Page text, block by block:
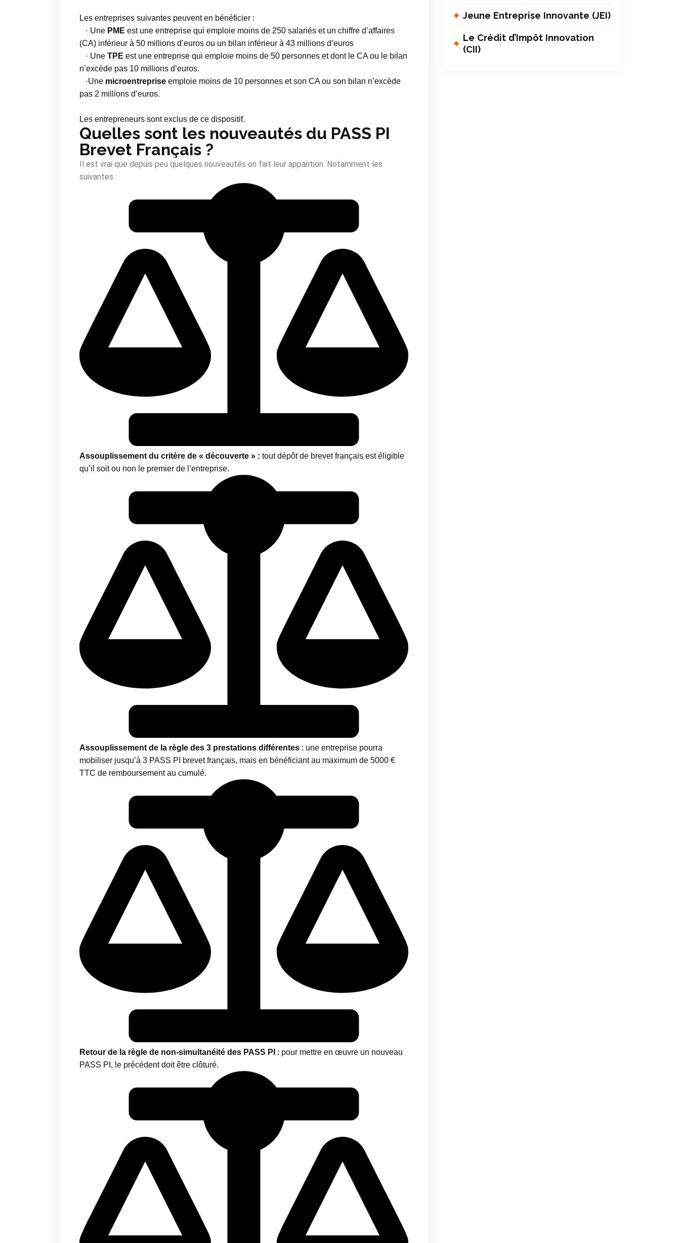
Les entreprises suivantes peuvent en bénéficier :
· Une PME est une entreprise qui emploie moins de 250 salariés et un chiffre d’affaires
(CA) inférieur à 50 millions d’euros ou un bilan inférieur à 43 millions d’euros
· Une TPE est une entreprise qui emploie moins de 50 personnes et dont le CA ou le bilan
n’excède pas 10 millions d’euros.
·Une microentreprise emploie moins de 10 personnes et son CA ou son bilan n’excède
pas 2 millions d’euros.
Les entrepreneurs sont exclus de ce dispositif.
Quelles sont les nouveautés du PASS PI
Brevet Français ?
Il est vrai que depuis peu quelques nouveautés on fait leur apparition. Notamment les
suivantes :
Assouplissement du critère de « découverte » : tout dépôt de brevet français est éligible
qu’il soit ou non le premier de l’entreprise.
Assouplissement de la règle des 3 prestations différentes : une entreprise pourra
mobiliser jusqu’à 3 PASS PI brevet français, mais en bénéficiant au maximum de 5000 €
TTC de remboursement au cumulé.
Retour de la règle de non-simultanéité des PASS PI : pour mettre en œuvre un nouveau
PASS PI, le précédent doit être clôturé.
Jeune Entreprise Innovante (JEI)
Le Crédit d’Impôt Innovation
(CII)